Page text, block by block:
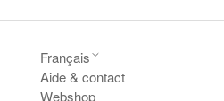
Français
Aide & contact
Webshop